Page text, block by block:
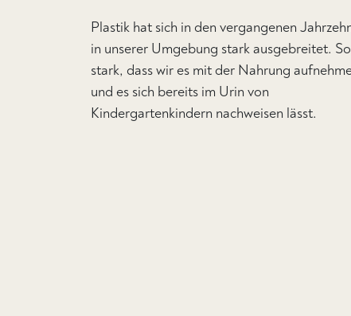
Plastik hat sich in den vergangenen
in unserer Umgebung stark ausgebreitet. So
stark, dass wir es mit der Nahrung
und es sich bereits im Urin von
Kindergartenkindern nachweisen lässt.